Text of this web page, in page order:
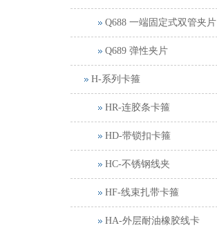
Q688 一端固定式双管夹片
Q689 弹性夹片
H-系列卡箍
HR-连胶条卡箍
HD-带锁扣卡箍
HC-不锈钢线夹
HF-线束扎带卡箍
HA-外层耐油橡胶线卡